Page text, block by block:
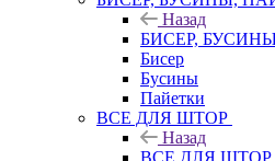
Назад
БИСЕР,
Бисер
Бусины
Пайетки
ВСЕ ДЛЯ ШТОР
Назад
ВСЕ ДЛЯ ШТОР